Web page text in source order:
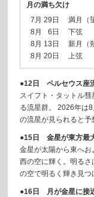
月の満ち欠け
7月 29日
満月（
8月 6日
下弦
8月 13日
新月（
8月 20日 上弦
●12日 ペルセウス座
スイフト・タットル
る流星群。 2026年は
の流星が見られると予
●15日 金星が東方最
金星が太陽から東へ
西の空に輝く。明る
の空で明るく輝き見つ
●16日 月が金星に接